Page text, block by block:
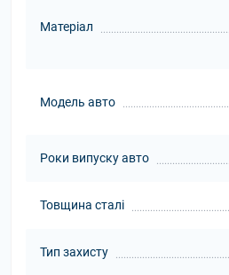
Матеріал
Модель авто
Роки випуску авто
Товщина сталі
Тип захисту